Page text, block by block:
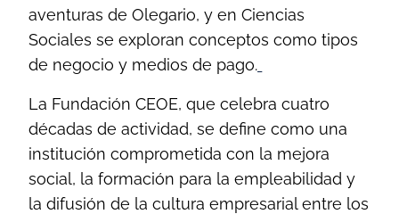
aventuras de Olegario, y en Ciencias
Sociales se exploran conceptos como tipos
de negocio y medios de pago.
La Fundación CEOE, que celebra cuatro
décadas de actividad, se define como una
institución comprometida con la mejora
social, la formación para la empleabilidad y
la difusión de la cultura empresarial entre los